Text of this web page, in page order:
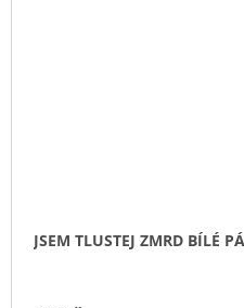
JSEM TLUSTEJ ZMRD BÍLÉ